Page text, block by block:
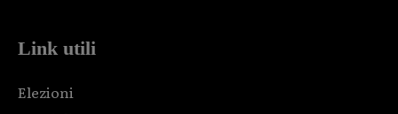
Link utili
Elezioni